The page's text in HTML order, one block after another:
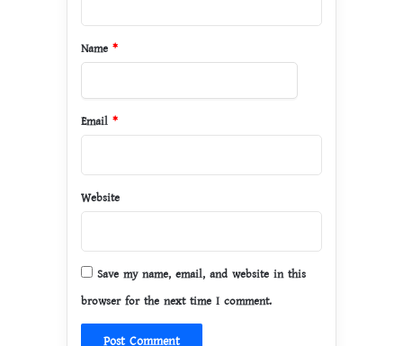
*
Name *
Email *
Website
Save my name, email, and website in this
browser for the next time I comment.